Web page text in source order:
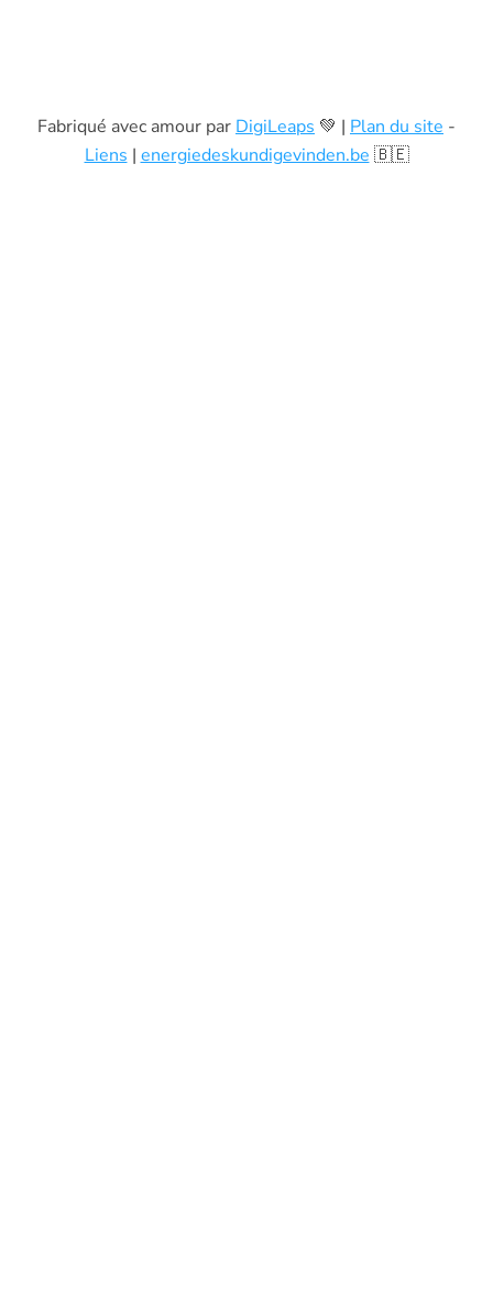
Fabriqué avec amour par DigiLeaps 💚 | Plan du site -
Liens | energiedeskundigevinden.be 🇧🇪